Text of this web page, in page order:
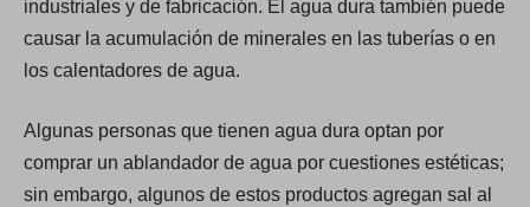
industriales y de fabricación. El agua dura también puede
causar la acumulación de minerales en las tuberías o en
los calentadores de agua.
Algunas personas que tienen agua dura optan por
comprar un ablandador de agua por cuestiones estéticas;
sin embargo, algunos de estos productos agregan sal al